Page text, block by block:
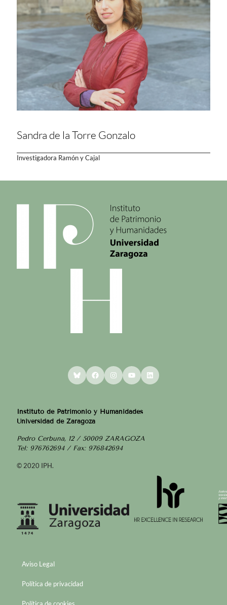
Sandra de la Torre Gonzalo
Investigadora Ramón y Cajal
BlueskyFacebookInstagram
YouTubeLinkedIn
Instituto de Patrimonio y Humanidades
Universidad de Zaragoza
Pedro Cerbuna, 12 / 50009 ZARAGOZA
Tel: 976762694 / Fax: 976842694
© 2020 IPH.
Aviso Legal
Política de privacidad